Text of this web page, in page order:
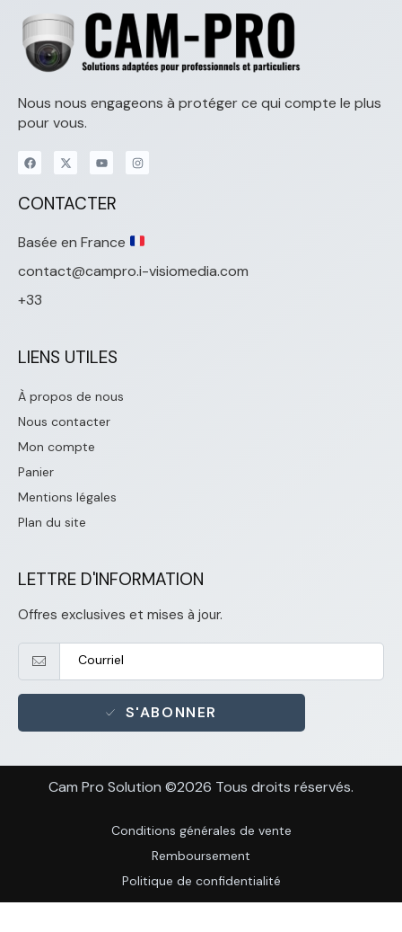
Nous nous engageons à protéger ce qui compte le plus
pour vous.
CONTACTER
Basée en France
contact@campro.i-visiomedia.com
+33
LIENS UTILES
À propos de nous
Nous contacter
Mon compte
Panier
Mentions légales
Plan du site
LETTRE D'INFORMATION
Offres exclusives et mises à jour.
S'ABONNER
Cam Pro Solution ©2026 Tous droits réservés.
Conditions générales de vente
Remboursement
Politique de confidentialité